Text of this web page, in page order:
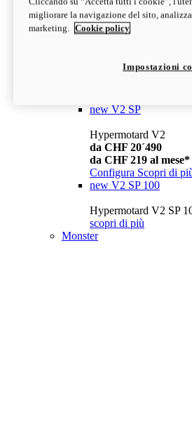
da CHF 13´990
Configura Scopri di
newV2
da CHF 15´990
new V2 SP
Hypermotard V2
da CHF 20´490
da CHF 219 al mese*
Configura Scopri di
new V2 SP 100
Hypermotard V2 SP
scopri di più
Monster
migliorare la navigazione del sito,
marketing.
Cookie policy
Impostazioni